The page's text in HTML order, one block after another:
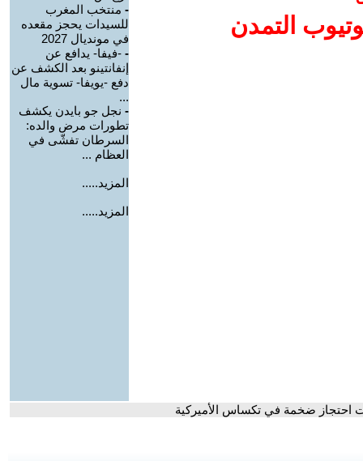
التمدن
- منتخب المغرب
للسيدات يحجز مقعده
في مونديال 2027
- -فيفا- يدافع عن
إنفانتينو بعد الكشف عن
دفع -يويفا- تسوية مال
...
- نجل جو بايدن يكشف
تطورات مرض والده:
السرطان تفشّى في
العظام ...
المزيد.....
المزيد.....
احتجاز ضخمة في تكساس الأميركية